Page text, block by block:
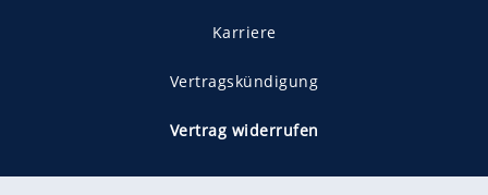
Karriere
Vertragskündigung
Vertrag widerrufen